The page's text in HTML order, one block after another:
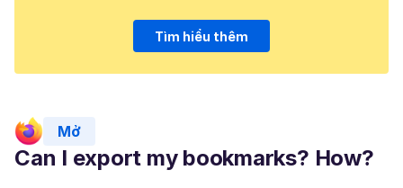
Tìm hiểu thêm
Mở
Can I export my bookmarks? How?